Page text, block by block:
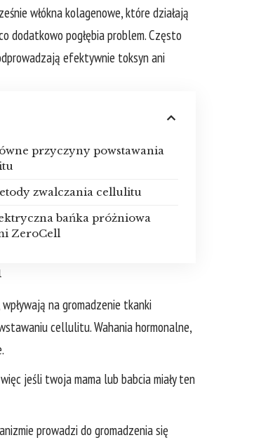
włókna kolagenowe, które działają
dodatkowo pogłębia problem. Często
efektywnie toksyn ani
przyczyny powstawania
zwalczania cellulitu
bańka próżniowa
ZeroCell
na gromadzenie tkanki
cellulitu. Wahania hormonalne,
jeśli twoja mama lub babcia miały ten
prowadzi do gromadzenia się